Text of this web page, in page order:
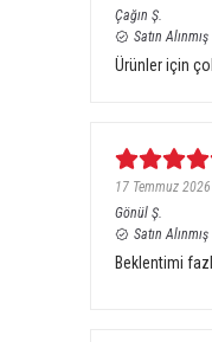
Çağın Ş.
Satın Alınmış
Ürünler için
17 Temmuz 2026
Gönül Ş.
Satın Alınmış
Beklentimi